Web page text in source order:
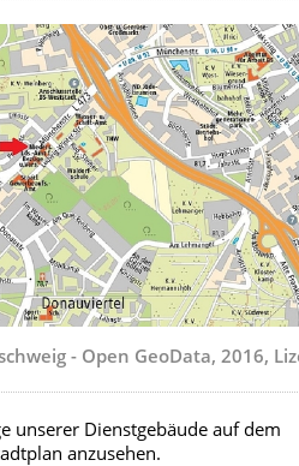
- Open GeoData, 2016,
unserer Dienstgebäude auf dem
anzusehen.